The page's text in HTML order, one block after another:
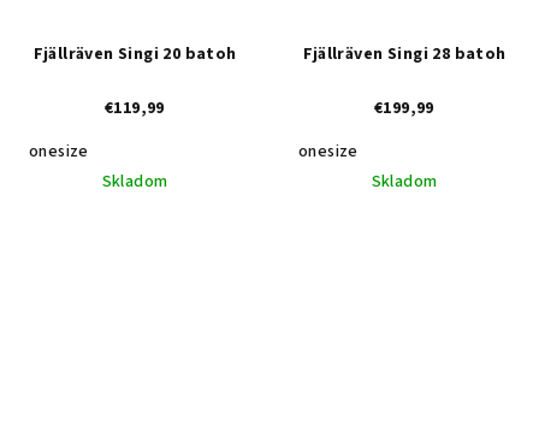
Fjällräven Singi 20 batoh
€119,99
onesize
Skladom
Fjällräven Singi 28 batoh
€199,99
onesize
Skladom